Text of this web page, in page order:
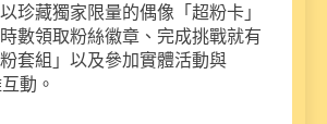
珍藏獨家限量的偶像「超粉卡」
數領取粉絲徽章、完成挑戰就有
套組」以及參加實體活動與
動。